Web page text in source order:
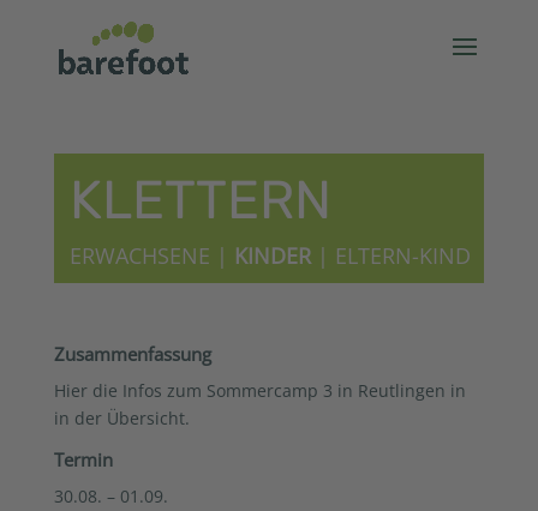
KLETTERN
ERWACHSENE | KINDER| ELTERN-KIND
Zusammenfassung
Hier die Infos zum Sommercamp 3 in Reutlingen in
in der Übersicht.
Termin
30.08. – 01.09.